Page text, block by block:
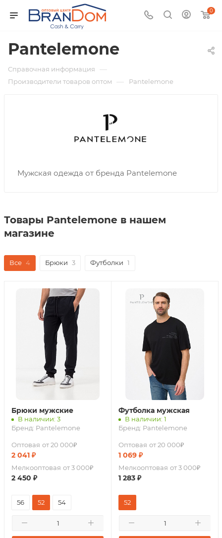
0
Pantelemone
Справочная информация —
Производители товаров оптом — Pantelemone
Мужская одежда от бренда Pantelemone
Товары Pantelemone в нашем
магазине
Все 4 Брюки 3 Футболки 1
Брюки мужские
В наличии: 3
Бренд: Pantelemone
Оптовая от 20 000₽
2 041 ₽
Мелкооптовая от 3 000₽
2 450 ₽
56 52 54
Футболка мужская
В наличии: 1
Бренд: Pantelemone
Оптовая от 20 000₽
1 069 ₽
Мелкооптовая от 3 000₽
1 283 ₽
52